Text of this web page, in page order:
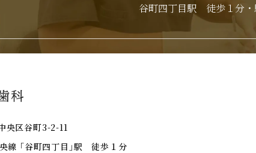
谷町四丁目駅 徒歩１分・
央区谷町3-2-11
線 ｢谷町四丁目｣駅 徒歩１分